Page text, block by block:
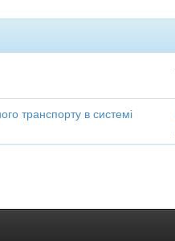
транспорту в системі